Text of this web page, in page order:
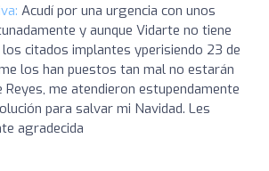
Acudí por una urgencia con unos
y aunque Vidarte no tiene
citados implantes yperisiendo 23 de
los han puestos tan mal no estarán
Reyes, me atendieron estupendamente
para salvar mi Navidad. Les
agradecida